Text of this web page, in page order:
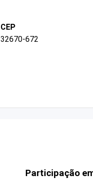
CEP
32670-672
Participação